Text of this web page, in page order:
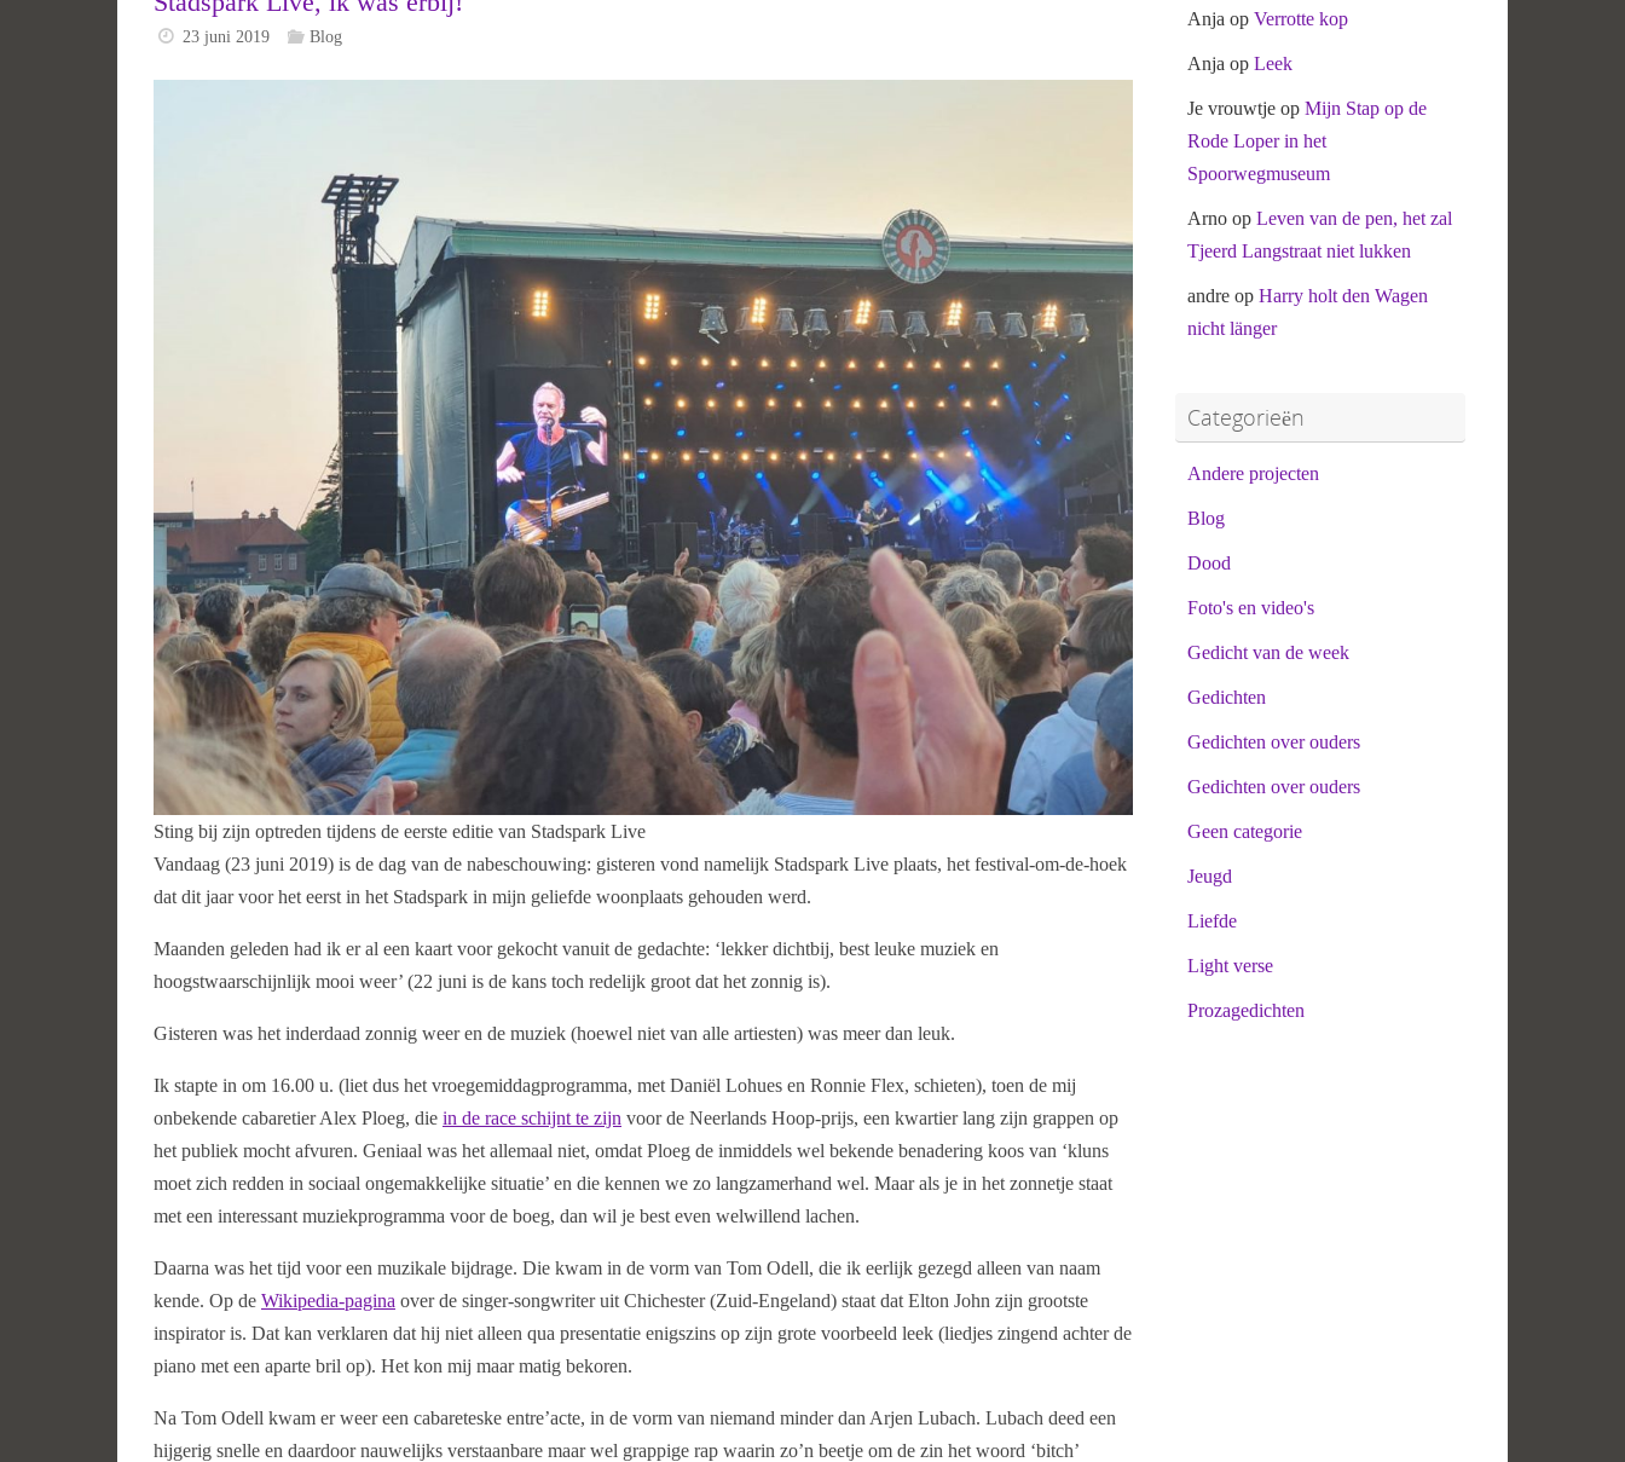
23 juni 2019 Blog
Sting bij zijn optreden tijdens de eerste editie van Stadspark Live
Vandaag (23 juni 2019) is de dag van de nabeschouwing: gisteren vond namelijk Stadspark Live plaats, het festival-om-de-hoek
dat dit jaar voor het eerst in het Stadspark in mijn geliefde woonplaats gehouden werd.
Maanden geleden had ik er al een kaart voor gekocht vanuit de gedachte: ‘lekker dichtbij, best leuke muziek en
hoogstwaarschijnlijk mooi weer’ (22 juni is de kans toch redelijk groot dat het zonnig is).
Gisteren was het inderdaad zonnig weer en de muziek (hoewel niet van alle artiesten) was meer dan leuk.
Ik stapte in om 16.00 u. (liet dus het vroegemiddagprogramma, met Daniël Lohues en Ronnie Flex, schieten), toen de mij
onbekende cabaretier Alex Ploeg, die in de race schijnt te zijn voor de Neerlands Hoop-prijs, een kwartier lang zijn grappen op
het publiek mocht afvuren. Geniaal was het allemaal niet, omdat Ploeg de inmiddels wel bekende benadering koos van ‘kluns
moet zich redden in sociaal ongemakkelijke situatie’ en die kennen we zo langzamerhand wel. Maar als je in het zonnetje staat
met een interessant muziekprogramma voor de boeg, dan wil je best even welwillend lachen.
Daarna was het tijd voor een muzikale bijdrage. Die kwam in de vorm van Tom Odell, die ik eerlijk gezegd alleen van naam
kende. Op de Wikipedia-pagina over de singer-songwriter uit Chichester (Zuid-Engeland) staat dat Elton John zijn grootste
inspirator is. Dat kan verklaren dat hij niet alleen qua presentatie enigszins op zijn grote voorbeeld leek (liedjes zingend achter de
piano met een aparte bril op). Het kon mij maar matig bekoren.
Na Tom Odell kwam er weer een cabareteske entre’acte, in de vorm van niemand minder dan Arjen Lubach. Lubach deed een
hijgerig snelle en daardoor nauwelijks verstaanbare maar wel grappige rap waarin zo’n beetje om de zin het woord ‘bitch’
Anja op Verrotte kop
Anja op Leek
Je vrouwtje op Mijn Stap op de
Rode Loper in het
Spoorwegmuseum
Arno op Leven van de pen, het zal
Tjeerd Langstraat niet lukken
andre op Harry holt den Wagen
nicht länger
Categorieën
Andere projecten
Blog
Dood
Foto's en video's
Gedicht van de week
Gedichten
Gedichten over ouders
Gedichten over ouders
Geen categorie
Jeugd
Liefde
Light verse
Prozagedichten